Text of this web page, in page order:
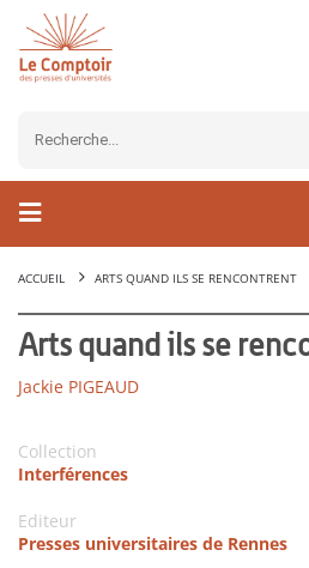
ACCUEIL ARTS QUAND ILS SE RENCONTRENT
Arts quand ils se
Jackie PIGEAUD
Collection
Interférences
Editeur
Presses universitaires de Rennes